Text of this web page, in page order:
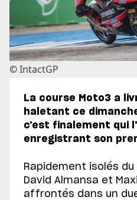
© IntactGP
La course Moto3 a
haletant ce
c'est finalement qui
enregistrant son
Rapidement isolés
David Almansa et
affrontés dans un